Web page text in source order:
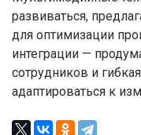
развиваться,
для оптимизации
интеграции —
сотрудников и
адаптироваться к